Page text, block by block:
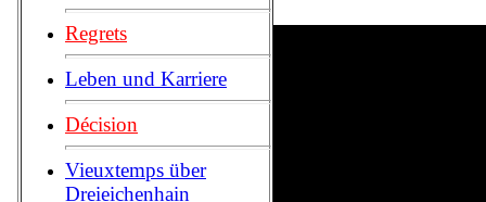
Regrets
Leben und Karriere
Décision
Vieuxtemps über
Dreieichenhain